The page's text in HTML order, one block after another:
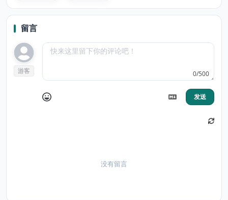
wallpaper
Desktop
留言
游客 0/500
发送
没有留言